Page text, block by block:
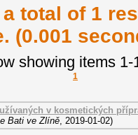
total of 1
(0.001
showing items 1-
1
v kosmetických
Bati ve Zlíně, 2019-01-02)